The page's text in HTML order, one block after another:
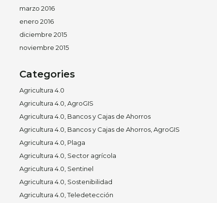
marzo 2016
enero 2016
diciembre 2015
noviembre 2015
Categories
Agricultura 4.0
Agricultura 4.0, AgroGIS
Agricultura 4.0, Bancos y Cajas de Ahorros
Agricultura 4.0, Bancos y Cajas de Ahorros, AgroGIS
Agricultura 4.0, Plaga
Agricultura 4.0, Sector agrícola
Agricultura 4.0, Sentinel
Agricultura 4.0, Sostenibilidad
Agricultura 4.0, Teledetección